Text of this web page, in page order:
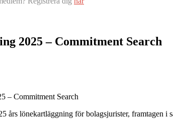
2025 – Commitment Search
års lönekartläggning för bolagsjurister, framtagen